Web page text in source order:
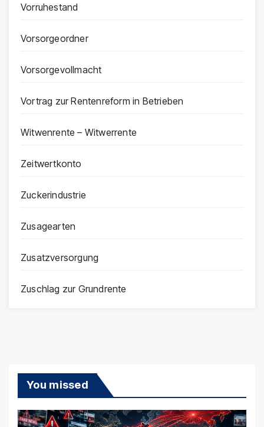
Vorruhestand
Vorsorgeordner
Vorsorgevollmacht
Vortrag zur Rentenreform in Betrieben
Witwenrente – Witwerrente
Zeitwertkonto
Zuckerindustrie
Zusagearten
Zusatzversorgung
Zuschlag zur Grundrente
You missed